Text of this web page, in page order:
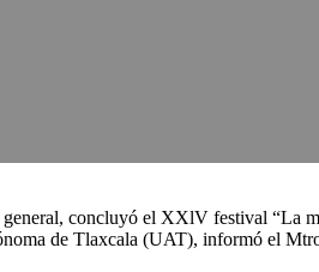
concluyó el XXlV festival “La
de Tlaxcala (UAT), informó el